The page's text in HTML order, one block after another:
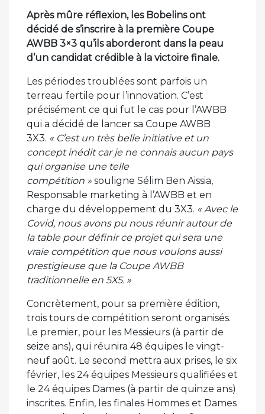
Après mûre réflexion, les Bobelins ont
décidé de s’inscrire à la première Coupe
AWBB 3×3 qu’ils aborderont dans la peau
d’un candidat crédible à la victoire finale.
Les périodes troublées sont parfois un
terreau fertile pour l’innovation. C’est
précisément ce qui fut le cas pour l’AWBB
qui a décidé de lancer sa Coupe AWBB
3X3. « C’est un très belle initiative et un
concept inédit car je ne connais aucun pays
qui organise une telle
compétition » souligne Sélim Ben Aissia,
Responsable marketing à l’AWBB et en
charge du développement du 3X3. « Avec le
Covid, nous avons pu nous réunir autour de
la table pour définir ce projet qui sera une
vraie compétition que nous voulons aussi
prestigieuse que la Coupe AWBB
traditionnelle en 5X5. »
Concrètement, pour sa première édition,
trois tours de compétition seront organisés.
Le premier, pour les Messieurs (à partir de
seize ans), qui réunira 48 équipes le vingt-
neuf août. Le second mettra aux prises, le six
février, les 24 équipes Messieurs qualifiées et
le 24 équipes Dames (à partir de quinze ans)
inscrites. Enfin, les finales Hommes et Dames